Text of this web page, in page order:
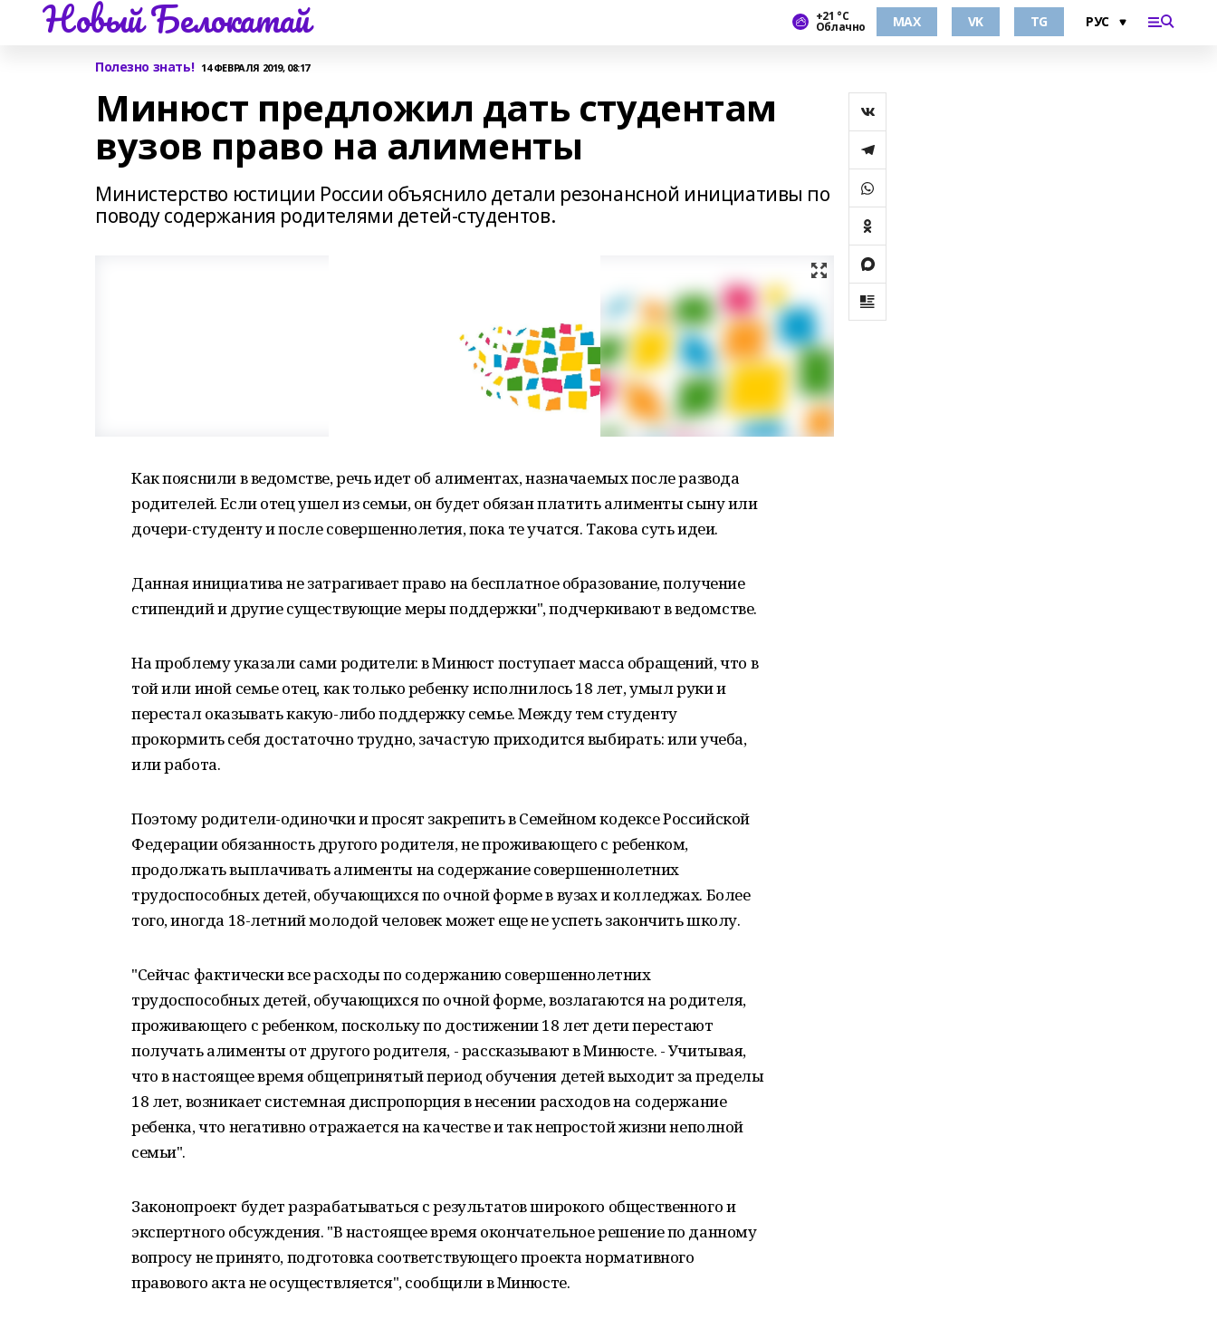
Новый Белокатай +21 °С
Облачно MAX VK TG
Полезно знать! 14 ФЕВРАЛЯ 2019, 08:17
Минюст предложил дать студентам
вузов право на алименты
Министерство юстиции России объяснило детали резонансной инициативы по
поводу содержания родителями детей-студентов.
Как пояснили в ведомстве, речь идет об алиментах, назначаемых после развода
родителей. Если отец ушел из семьи, он будет обязан платить алименты сыну или
дочери-студенту и после совершеннолетия, пока те учатся. Такова суть идеи.
Данная инициатива не затрагивает право на бесплатное образование, получение
стипендий и другие существующие меры поддержки", подчеркивают в ведомстве.
На проблему указали сами родители: в Минюст поступает масса обращений, что в
той или иной семье отец, как только ребенку исполнилось 18 лет, умыл руки и
перестал оказывать какую-либо поддержку семье. Между тем студенту
прокормить себя достаточно трудно, зачастую приходится выбирать: или учеба,
или работа.
Поэтому родители-одиночки и просят закрепить в Семейном кодексе Российской
Федерации обязанность другого родителя, не проживающего с ребенком,
продолжать выплачивать алименты на содержание совершеннолетних
трудоспособных детей, обучающихся по очной форме в вузах и колледжах. Более
того, иногда 18-летний молодой человек может еще не успеть закончить школу.
"Сейчас фактически все расходы по содержанию совершеннолетних
трудоспособных детей, обучающихся по очной форме, возлагаются на родителя,
проживающего с ребенком, поскольку по достижении 18 лет дети перестают
получать алименты от другого родителя, - рассказывают в Минюсте. - Учитывая,
что в настоящее время общепринятый период обучения детей выходит за пределы
18 лет, возникает системная диспропорция в несении расходов на содержание
ребенка, что негативно отражается на качестве и так непростой жизни неполной
семьи".
Законопроект будет разрабатываться с результатов широкого общественного и
экспертного обсуждения. "В настоящее время окончательное решение по данному
вопросу не принято, подготовка соответствующего проекта нормативного
правового акта не осуществляется", сообщили в Минюсте.